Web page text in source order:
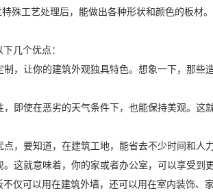
殊工艺处理后，能做出各种形状和颜色的板材
几个优点：
，让你的建筑外观独具特色。想象一下，那些
即使在恶劣的天气条件下，也能保持美观。这
，要知道，在建筑工地，能省去不少时间和人力
这就意味着，你的家或者办公室，可以享受到
仅可以用在建筑外墙，还可以用在室内装饰、